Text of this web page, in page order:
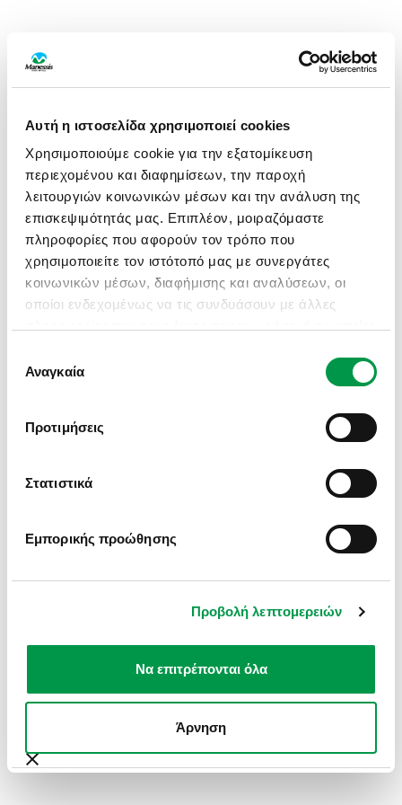
Αυτή η ιστοσελίδα χρησιμοποιεί cookies
Χρησιμοποιούμε cookie για την εξατομίκευση
περιεχομένου και διαφημίσεων, την παροχή
λειτουργιών κοινωνικών μέσων και την ανάλυση της
επισκεψιμότητάς μας. Επιπλέον, μοιραζόμαστε
πληροφορίες που αφορούν τον τρόπο που
χρησιμοποιείτε τον ιστότοπό μας με συνεργάτες
κοινωνικών μέσων, διαφήμισης και αναλύσεων, οι
οποίοι ενδεχομένως να τις συνδυάσουν με άλλες
χρήση των υπηρεσιών τους.
συγκατάθεσης
Αναγκαία
Προτιμήσεις
Στατιστικά
Εμπορικής προώθησης
Προβολή λεπτομερειών
Να επιτρέπονται όλα
Άρνηση
APPLICATION ERROR: A CLIENT-SIDE EXCEPTION HAS